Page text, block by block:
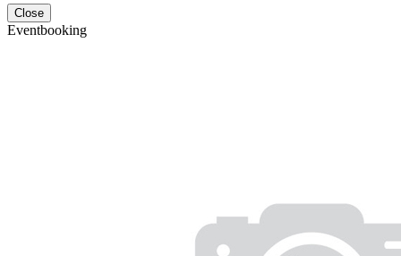
Close
Eventbooking